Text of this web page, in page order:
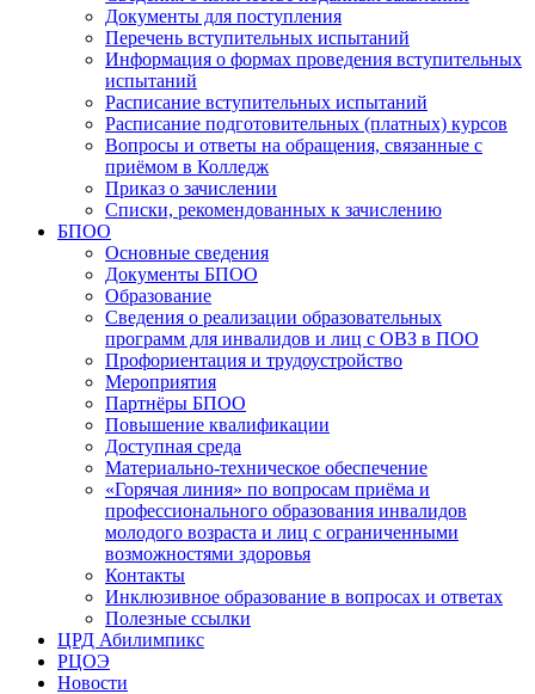
Документы для поступления
Перечень вступительных испытаний
Информация о формах проведения вступительных
испытаний
Расписание вступительных испытаний
Расписание подготовительных (платных) курсов
Вопросы и ответы на обращения, связанные с
приёмом в Колледж
Приказ о зачислении
Списки, рекомендованных к зачислению
БПОО
Основные сведения
Документы БПОО
Образование
Сведения о реализации образовательных
программ для инвалидов и лиц с ОВЗ в ПОО
Профориентация и трудоустройство
Мероприятия
Партнёры БПОО
Повышение квалификации
Доступная среда
Материально-техническое обеспечение
«Горячая линия» по вопросам приёма и
профессионального образования инвалидов
молодого возраста и лиц с ограниченными
возможностями здоровья
Контакты
Инклюзивное образование в вопросах и ответах
Полезные ссылки
ЦРД Абилимпикс
РЦОЭ
Новости